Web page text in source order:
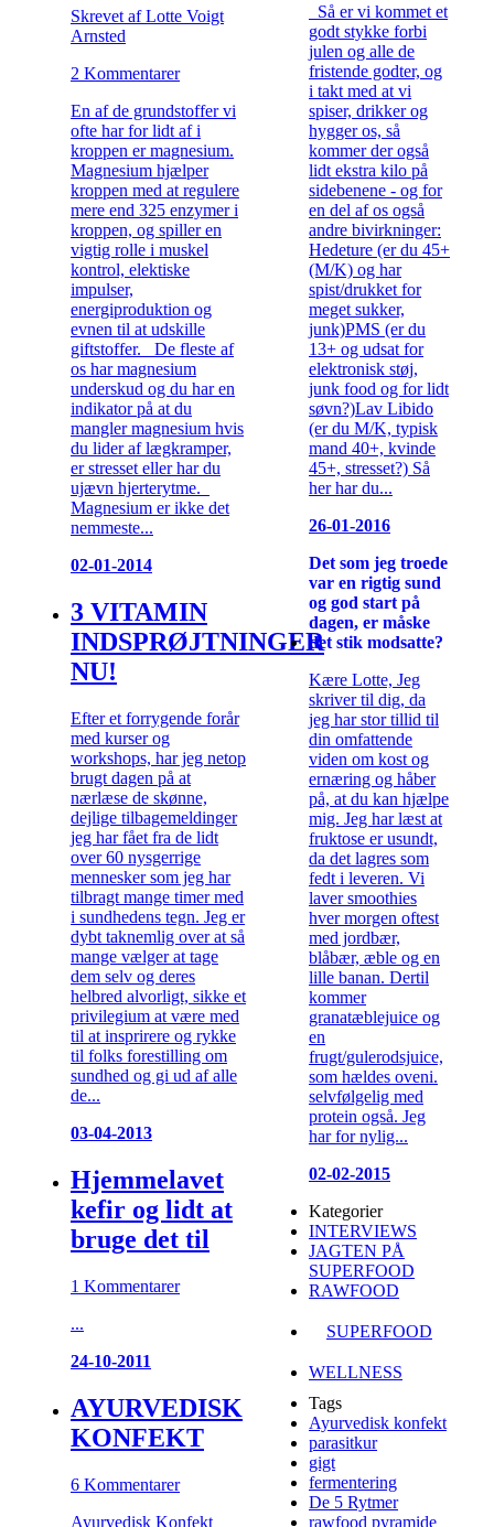
Skrevet af Lotte Voigt
Arnsted
2 Kommentarer
En af de grundstoffer vi
ofte har for lidt af i
kroppen er magnesium.
Magnesium hjælper
kroppen med at regulere
mere end 325 enzymer i
kroppen, og spiller en
vigtig rolle i muskel
kontrol, elektiske
impulser,
energiproduktion og
evnen til at udskille
giftstoffer. De fleste af
os har magnesium
underskud og du har en
indikator på at du
mangler magnesium hvis
du lider af lægkramper,
er stresset eller har du
ujævn hjerterytme.
Magnesium er ikke det
nemmeste...
02-01-2014
3 VITAMIN
INDSPRØJTNINGER
NU!
Efter et forrygende forår
med kurser og
workshops, har jeg netop
brugt dagen på at
nærlæse de skønne,
dejlige tilbagemeldinger
jeg har fået fra de lidt
over 60 nysgerrige
mennesker som jeg har
tilbragt mange timer med
i sundhedens tegn. Jeg er
dybt taknemlig over at så
mange vælger at tage
dem selv og deres
helbred alvorligt, sikke et
privilegium at være med
til at insprirere og rykke
til folks forestilling om
sundhed og gi ud af alle
de...
03-04-2013
Hjemmelavet
kefir og lidt at
bruge det til
1 Kommentarer
...
24-10-2011
AYURVEDISK
KONFEKT
6 Kommentarer
Ayurvedisk Konfekt
Så er vi kommet et
godt stykke forbi
julen og alle de
fristende godter, og
i takt med at vi
spiser, drikker og
hygger os, så
kommer der også
lidt ekstra kilo på
sidebenene - og for
en del af os også
andre bivirkninger:
Hedeture (er du 45+
(M/K) og har
spist/drukket for
meget sukker,
junk)PMS (er du
13+ og udsat for
elektronisk støj,
junk food og for lidt
søvn?)Lav Libido
(er du M/K, typisk
mand 40+, kvinde
45+, stresset?) Så
her har du...
26-01-2016
Det som jeg troede
var en rigtig sund
og god start på
dagen, er måske
det stik modsatte?
Kære Lotte, Jeg
skriver til dig, da
jeg har stor tillid til
din omfattende
viden om kost og
ernæring og håber
på, at du kan hjælpe
mig. Jeg har læst at
fruktose er usundt,
da det lagres som
fedt i leveren. Vi
laver smoothies
hver morgen oftest
med jordbær,
blåbær, æble og en
lille banan. Dertil
kommer
granatæblejuice og
en
frugt/gulerodsjuice,
som hældes oveni.
selvfølgelig med
protein også. Jeg
har for nylig...
02-02-2015
Kategorier
INTERVIEWS
JAGTEN PÅ
SUPERFOOD
RAWFOOD
SUPERFOOD
WELLNESS
Tags
Ayurvedisk konfekt
parasitkur
gigt
fermentering
De 5 Rytmer
rawfood pyramide